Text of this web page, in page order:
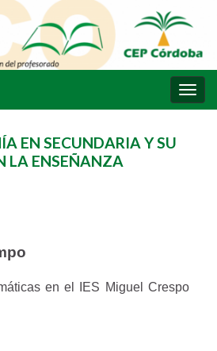
la
EN SECUNDARIA Y SU
LA ENSEÑANZA
en el IES Miguel Crespo